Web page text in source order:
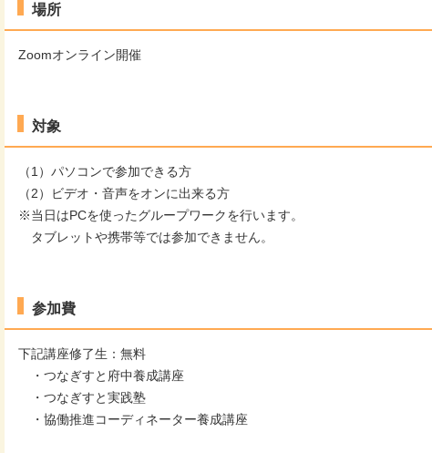
場所
Zoomオンライン開催
対象
（1）パソコンで参加できる方
（2）ビデオ・音声をオンに出来る方
※当日はPCを使ったグループワークを行います。
タブレットや携帯等では参加できません。
参加費
下記講座修了生：無料
・つなぎすと府中養成講座
・つなぎすと実践塾
・協働推進コーディネーター養成講座